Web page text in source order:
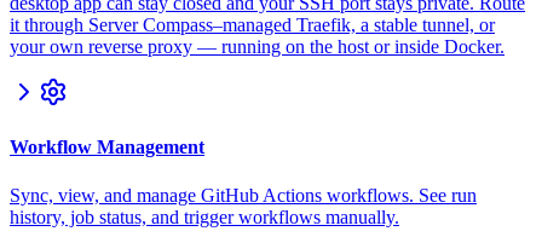
it through Server Compass–managed Traefik, a stable tunnel, or
your own reverse proxy — running on the host or inside Docker.
Workflow Management
Sync, view, and manage GitHub Actions workflows. See run
history, job status, and trigger workflows manually.